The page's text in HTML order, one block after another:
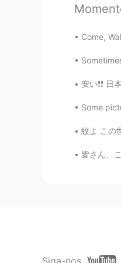
維
Emi
Come,
安い❗️❗️ 日
Some
蚊よ この世界には
皆さん、こん
Siga-nos